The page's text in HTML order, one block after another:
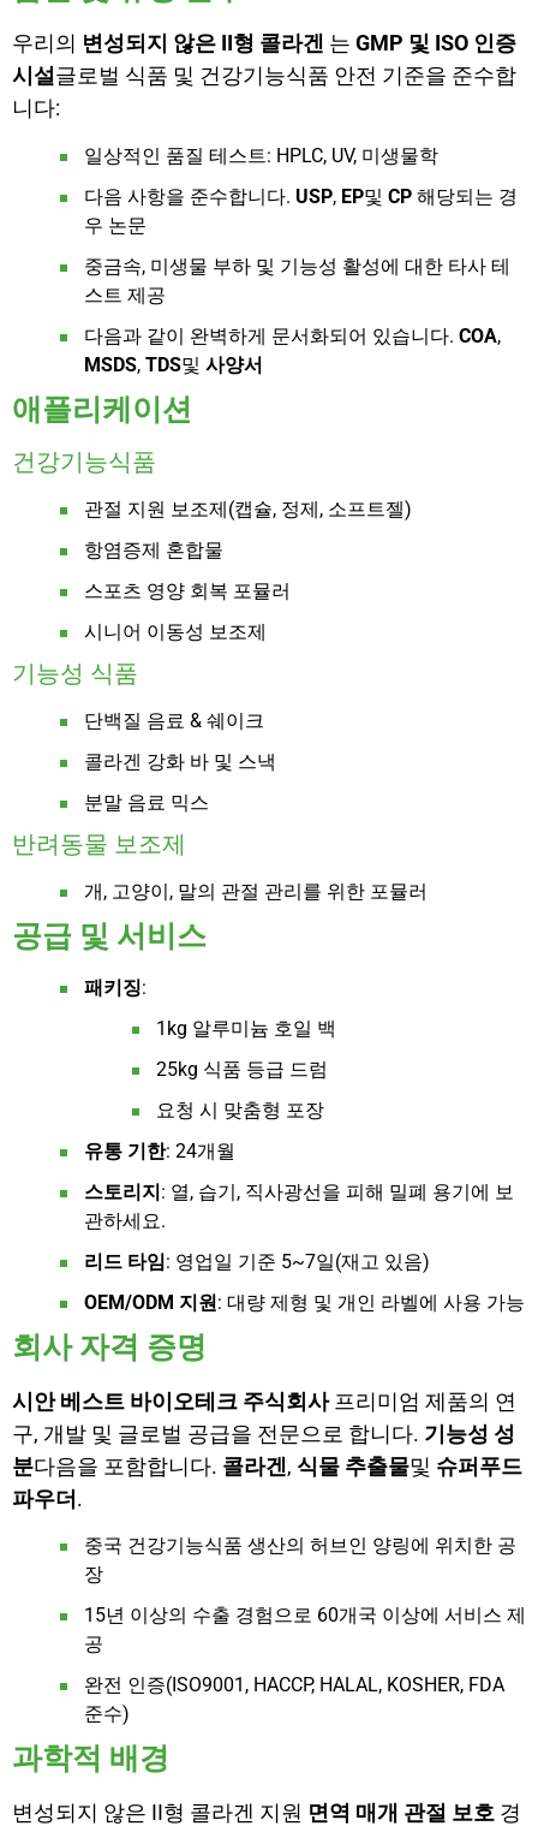
우리의 변성되지 않은 II형 콜라겐 는 GMP 및 ISO 인증
시설글로벌 식품 및 건강기능식품 안전 기준을 준수합
니다:
일상적인 품질 테스트: HPLC, UV, 미생물학
다음 사항을 준수합니다. USP, EP및 CP 해당되는 경
우 논문
중금속, 미생물 부하 및 기능성 활성에 대한 타사 테
스트 제공
다음과 같이 완벽하게 문서화되어 있습니다. COA,
MSDS, TDS및 사양서
애플리케이션
건강기능식품
관절 지원 보조제(캡슐, 정제, 소프트젤)
항염증제 혼합물
스포츠 영양 회복 포뮬러
시니어 이동성 보조제
기능성 식품
단백질 음료 & 쉐이크
콜라겐 강화 바 및 스낵
분말 음료 믹스
반려동물 보조제
개, 고양이, 말의 관절 관리를 위한 포뮬러
공급 및 서비스
패키징:
1kg 알루미늄 호일 백
25kg 식품 등급 드럼
요청 시 맞춤형 포장
유통 기한: 24개월
스토리지: 열, 습기, 직사광선을 피해 밀폐 용기에 보
관하세요.
리드 타임: 영업일 기준 5~7일(재고 있음)
OEM/ODM 지원: 대량 제형 및 개인 라벨에 사용 가능
회사 자격 증명
시안 베스트 바이오테크 주식회사프리미엄 제품의 연
구, 개발 및 글로벌 공급을 전문으로 합니다. 기능성 성
분다음을 포함합니다. 콜라겐, 식물 추출물및 슈퍼푸드
파우더.
중국 건강기능식품 생산의 허브인 양링에 위치한 공
장
15년 이상의 수출 경험으로 60개국 이상에 서비스 제
공
완전 인증(ISO9001, HACCP, HALAL, KOSHER, FDA
준수)
과학적 배경
변성되지 않은 II형 콜라겐 지원 면역 매개 관절 보호 경